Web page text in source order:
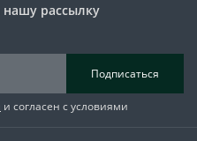
рассылку
Подписаться
и согласен с условиями